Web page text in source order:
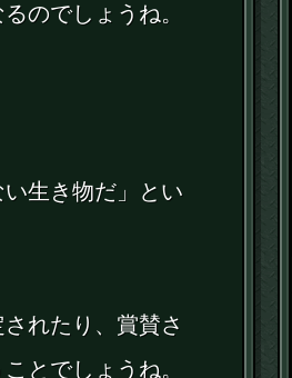
のでしょうね。
い生き物だ」とい
れたり、賞賛さ
とでしょうね。